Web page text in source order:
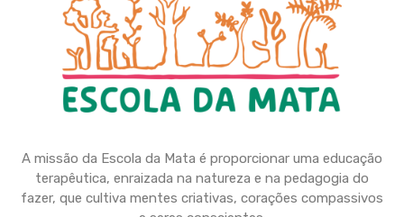
A missão da Escola da Mata é proporcionar uma educação
terapêutica, enraizada na natureza e na pedagogia do
fazer, que cultiva mentes criativas, corações compassivos